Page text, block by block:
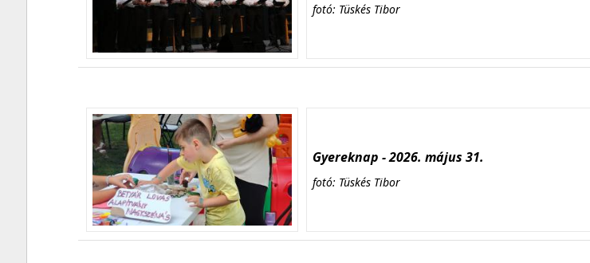
fotó: Tüskés Tibor
Gyereknap - 2026. május 31.
fotó: Tüskés Tibor